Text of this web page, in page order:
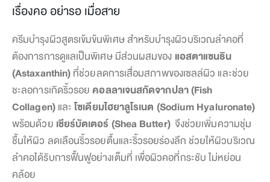
เรื่องคอ อย่ารอ เมื่อสาย
ครีมบำรุงผิวสูตรเข้มข้นพิเศษ สำหรับบำรุงผิวบริเวณลำคอที่
ต้องการการดูแลเป็นพิเศษ มีส่วนผสมของ แอสตาแซนธิน
(Astaxanthin)ที่ช่วยลดการเสื่อมสภาพของเซลล์ผิว และช่วย
ชะลอการเกิดริ้วรอย คอลลาเจนสกัดจากปลา (Fish
Collagen)และโซเดียมไฮยาลูโรเนต (Sodium Hyaluronate)
พร้อมด้วย เชียร์บัตเตอร์ (Shea Butter)จึงช่วยเพิ่มความชุ่ม
ชื้นให้ผิว ลดเลือนริ้วรอยตื้นและริ้วรอยร่องลึก ช่วยให้ผิวบริเวณ
ลำคอได้รับการฟื้นฟูอย่างเต็มที่ เพื่อผิวคอที่กระชับ ไม่หย่อน
คล้อย